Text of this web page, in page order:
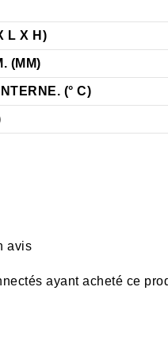
L X H)
(MM)
(° C)
avis
ayant acheté ce